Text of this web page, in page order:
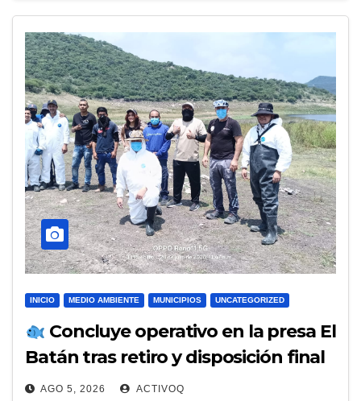
INICIO MEDIO AMBIENTE MUNICIPIOS UNCATEGORIZED
Concluye operativo en la presa El
Batán tras retiro y disposición final
de los peces
AGO 5, 2026 ACTIVOQ